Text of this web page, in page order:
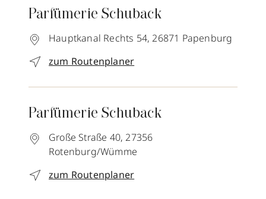
Parfümerie Schuback
Hauptkanal Rechts 54, 26871 Papenburg
zum Routenplaner
Parfümerie Schuback
Große Straße 40, 27356
Rotenburg/Wümme
zum Routenplaner